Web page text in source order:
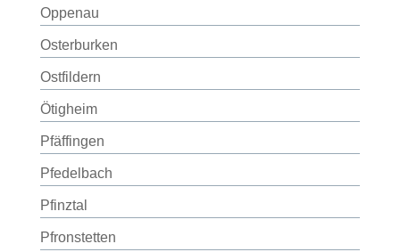
Oppenau
Osterburken
Ostfildern
Ötigheim
Pfäffingen
Pfedelbach
Pfinztal
Pfronstetten